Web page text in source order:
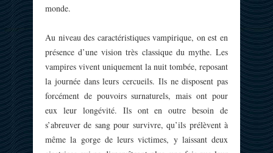
monde.
Au niveau des caractéristiques vampirique, on est en
présence d’une vision très classique du mythe. Les
vampires vivent uniquement la nuit tombée, reposant
la journée dans leurs cercueils. Ils ne disposent pas
forcément de pouvoirs surnaturels, mais ont pour
eux leur longévité. Ils ont en outre besoin de
s’abreuver de sang pour survivre, qu’ils prélèvent à
même la gorge de leurs victimes, y laissant deux